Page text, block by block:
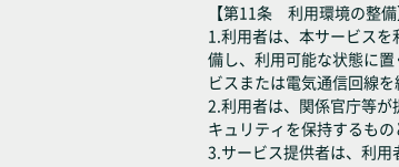
【第11条 利用環境の整備
1.利用者は、本サービス
備し、利用可能な状態に
ビスまたは電気通信回線
2.利用者は、関係官庁等
キュリティを保持するもの
3.サービス提供者は、利用